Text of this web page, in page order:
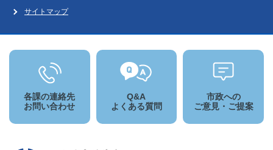
サイトマップ
各課の連絡先
お問い合わせ
Q&A
よくある質問
市政への
ご意見・ご提案